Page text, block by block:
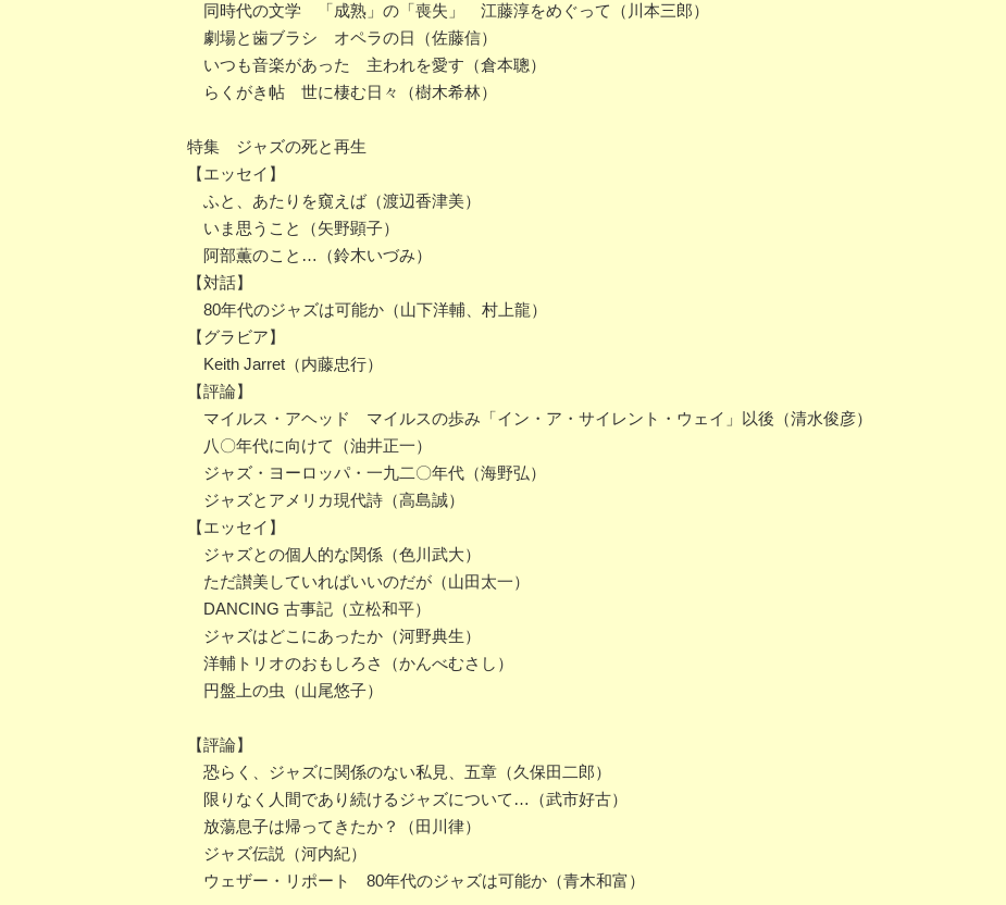
同時代の文学 「成熟」の「喪失」 江藤淳をめぐって（川本三郎）
劇場と歯ブラシ オペラの日（佐藤信）
いつも音楽があった 主われを愛す（倉本聰）
らくがき帖 世に棲む日々（樹木希林）
特集 ジャズの死と再生
【エッセイ】
ふと、あたりを窺えば（渡辺香津美）
いま思うこと（矢野顕子）
阿部薫のこと…（鈴木いづみ）
【対話】
80年代のジャズは可能か（山下洋輔、村上龍）
【グラビア】
Keith Jarret（内藤忠行）
【評論】
マイルス・アヘッド マイルスの歩み「イン・ア・サイレント・ウェイ」以後（清水俊彦）
八〇年代に向けて（油井正一）
ジャズ・ヨーロッパ・一九二〇年代（海野弘）
ジャズとアメリカ現代詩（高島誠）
【エッセイ】
ジャズとの個人的な関係（色川武大）
ただ讃美していればいいのだが（山田太一）
DANCING 古事記（立松和平）
ジャズはどこにあったか（河野典生）
洋輔トリオのおもしろさ（かんべむさし）
円盤上の虫（山尾悠子）
【評論】
恐らく、ジャズに関係のない私見、五章（久保田二郎）
限りなく人間であり続けるジャズについて…（武市好古）
放蕩息子は帰ってきたか？（田川律）
ジャズ伝説（河内紀）
ウェザー・リポート 80年代のジャズは可能か（青木和富）